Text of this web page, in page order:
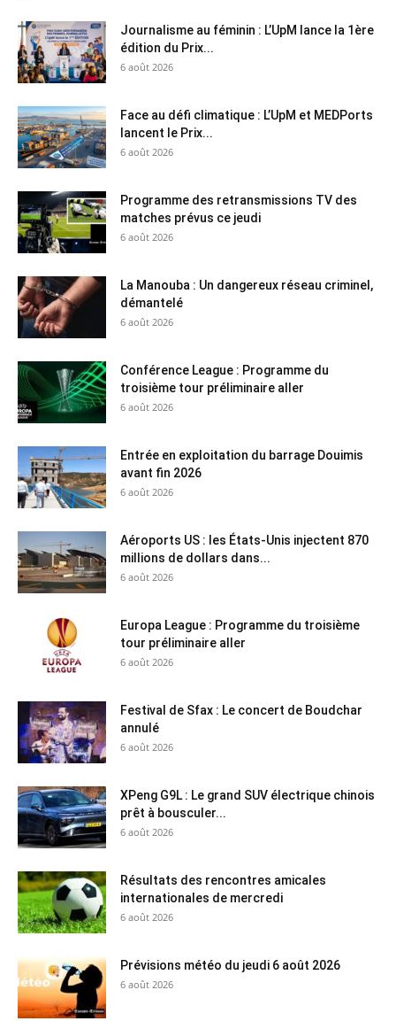
Journalisme au féminin : L’UpM lance la 1ère
édition du Prix...
6 août 2026
Face au défi climatique : L’UpM et MEDPorts
lancent le Prix...
6 août 2026
Programme des retransmissions TV des
matches prévus ce jeudi
6 août 2026
La Manouba : Un dangereux réseau criminel,
démantelé
6 août 2026
Conférence League : Programme du
troisième tour préliminaire aller
6 août 2026
Entrée en exploitation du barrage Douimis
avant fin 2026
6 août 2026
Aéroports US : les États-Unis injectent 870
millions de dollars dans...
6 août 2026
Europa League : Programme du troisième
tour préliminaire aller
6 août 2026
Festival de Sfax : Le concert de Boudchar
annulé
6 août 2026
XPeng G9L : Le grand SUV électrique chinois
prêt à bousculer...
6 août 2026
Résultats des rencontres amicales
internationales de mercredi
6 août 2026
Prévisions météo du jeudi 6 août 2026
6 août 2026